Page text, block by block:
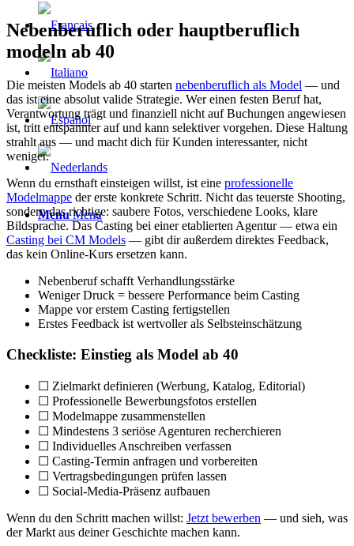
Menu Menu
Nebenberuflich oder hauptberuflich
modeln ab 40
Die meisten Models ab 40 starten nebenberuflich als Model — und
das ist eine absolut valide Strategie. Wer einen festen Beruf hat,
Verantwortung trägt und finanziell nicht auf Buchungen angewiesen
ist, tritt entspannter auf und kann selektiver vorgehen. Diese Haltung
strahlt aus — und macht dich für Kunden interessanter, nicht
weniger.
Wenn du ernsthaft einsteigen willst, ist eine professionelle
Modelmappe der erste konkrete Schritt. Nicht das teuerste Shooting,
sondern das richtige: saubere Fotos, verschiedene Looks, klare
Bildsprache. Das Casting bei einer etablierten Agentur — etwa ein
Casting bei CM Models — gibt dir außerdem direktes Feedback,
das kein Online-Kurs ersetzen kann.
Nebenberuf schafft Verhandlungsstärke
Weniger Druck = bessere Performance beim Casting
Mappe vor erstem Casting fertigstellen
Erstes Feedback ist wertvoller als Selbsteinschätzung
Checkliste: Einstieg als Model ab 40
☐ Zielmarkt definieren (Werbung, Katalog, Editorial)
☐ Professionelle Bewerbungsfotos erstellen
☐ Modelmappe zusammenstellen
☐ Mindestens 3 seriöse Agenturen recherchieren
☐ Individuelles Anschreiben verfassen
☐ Casting-Termin anfragen und vorbereiten
☐ Vertragsbedingungen prüfen lassen
☐ Social-Media-Präsenz aufbauen
Wenn du den Schritt machen willst: Jetzt bewerben — und sieh, was
der Markt aus deiner Geschichte machen kann.